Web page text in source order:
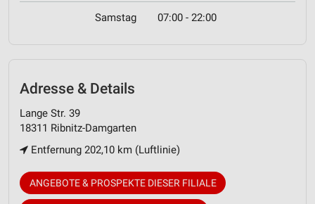
Samstag 07:00 - 22:00
Adresse & Details
Lange Str. 39
18311 Ribnitz-Damgarten
Entfernung 202,10 km (Luftlinie)
ANGEBOTE & PROSPEKTE DIESER FILIALE